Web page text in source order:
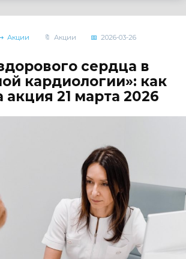
Акции Акции 2026-03-26
сердца в
кардиологии»: как
21 марта 2026